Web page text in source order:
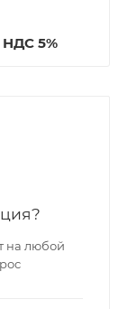
6С19П-В-ОС
НДС 5%
на любой